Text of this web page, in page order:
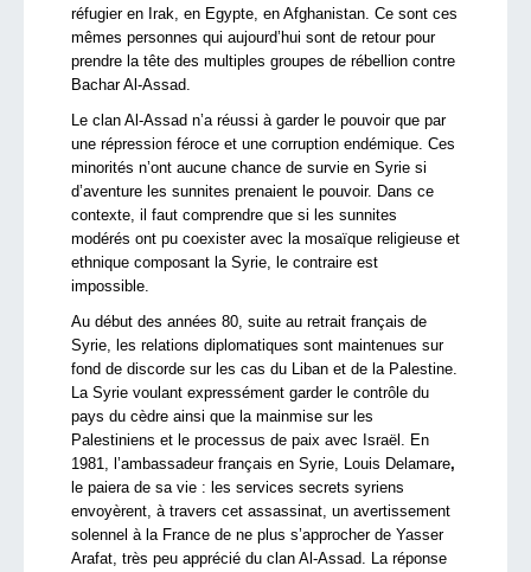
réfugier en Irak, en Egypte, en Afghanistan. Ce sont ces
mêmes personnes qui aujourd’hui sont de retour pour
prendre la tête des multiples groupes de rébellion contre
Bachar Al-Assad.
Le clan Al-Assad n’a réussi à garder le pouvoir que par
une répression féroce et une corruption endémique. Ces
minorités n’ont aucune chance de survie en Syrie si
d’aventure les sunnites prenaient le pouvoir. Dans ce
contexte, il faut comprendre que si les sunnites
modérés ont pu coexister avec la mosaïque religieuse et
ethnique composant la Syrie, le contraire est
impossible.
Au début des années 80, suite au retrait français de
Syrie, les relations diplomatiques sont maintenues sur
fond de discorde sur les cas du Liban et de la Palestine.
La Syrie voulant expressément garder le contrôle du
pays du cèdre ainsi que la mainmise sur les
Palestiniens et le processus de paix avec Israël. En
1981, l’ambassadeur français en Syrie, Louis Delamare,
le paiera de sa vie : les services secrets syriens
envoyèrent, à travers cet assassinat, un avertissement
solennel à la France de ne plus s’approcher de Yasser
Arafat, très peu apprécié du clan Al-Assad. La réponse